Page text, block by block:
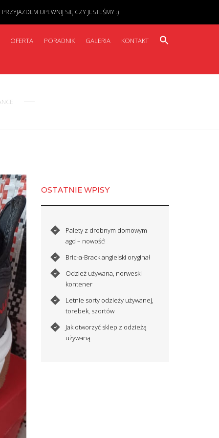
OFERTA PORADNIK GALERIA KONTAKT
OSTATNIE WPISY
Palety z drobnym domowym
agd – nowość!
Bric-a-Brack angielski oryginał
Odzież używana, norweski
kontener
Letnie sorty odzieży używanej,
torebek, szortów
Jak otworzyć sklep z odzieżą
używaną
UPEWNIJ SIĘ CZY JESTEŚMY :)